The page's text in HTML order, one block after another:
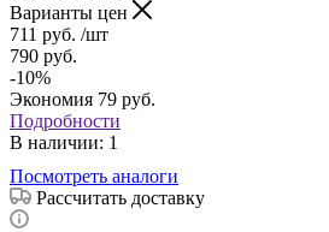
Варианты цен
711 руб. /шт
790 руб.
-10%
Экономия 79 руб.
Подробности
В наличии: 1
Посмотреть аналоги
Рассчитать доставку